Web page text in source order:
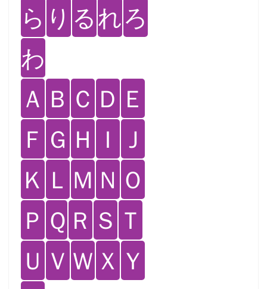
ら り るれろ
わ
Ａ Ｂ Ｃ Ｄ Ｅ
Ｆ Ｇ Ｈ Ｉ Ｊ
Ｋ Ｌ Ｍ Ｎ Ｏ
Ｐ Ｑ Ｒ Ｓ Ｔ
Ｕ Ｖ Ｗ Ｘ Ｙ